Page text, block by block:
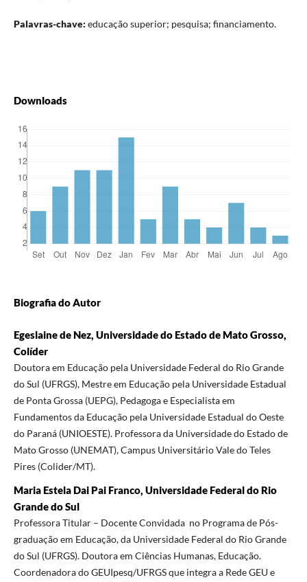
Palavras-chave: educação superior; pesquisa; financiamento.
Downloads
Biografia do Autor
Egeslaine de Nez, Universidade do Estado de Mato Grosso,
Colíder
Doutora em Educação pela Universidade Federal do Rio Grande
do Sul (UFRGS), Mestre em Educação pela Universidade Estadual
de Ponta Grossa (UEPG), Pedagoga e Especialista em
Fundamentos da Educação pela Universidade Estadual do Oeste
do Paraná (UNIOESTE). Professora da Universidade do Estado de
Mato Grosso (UNEMAT), Campus Universitário Vale do Teles
Pires (Colider/MT).
Maria Estela Dai Pai Franco, Universidade Federal do Rio
Grande do Sul
Professora Titular – Docente Convidada no Programa de Pós-
graduação em Educação, da Universidade Federal do Rio Grande
do Sul (UFRGS). Doutora em Ciências Humanas, Educação.
Coordenadora do GEUIpesq/UFRGS que integra a Rede GEU e